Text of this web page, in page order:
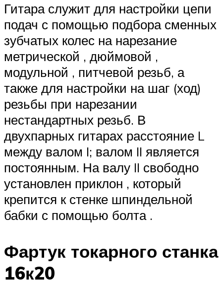
Гитара служит для настройки цепи
подач с помощью подбора сменных
зубчатых колес на нарезание
метрической , дюймовой ,
модульной , питчевой резьб, а
также для настройки на шаг (ход)
резьбы при нарезании
нестандартных резьб. В
двухпарных гитарах расстояние L
между валом I; валом II является
постоянным. На валу II свободно
установлен приклон , который
крепится к стенке шпиндельной
бабки с помощью болта .
Фартук токарного станка
16к20